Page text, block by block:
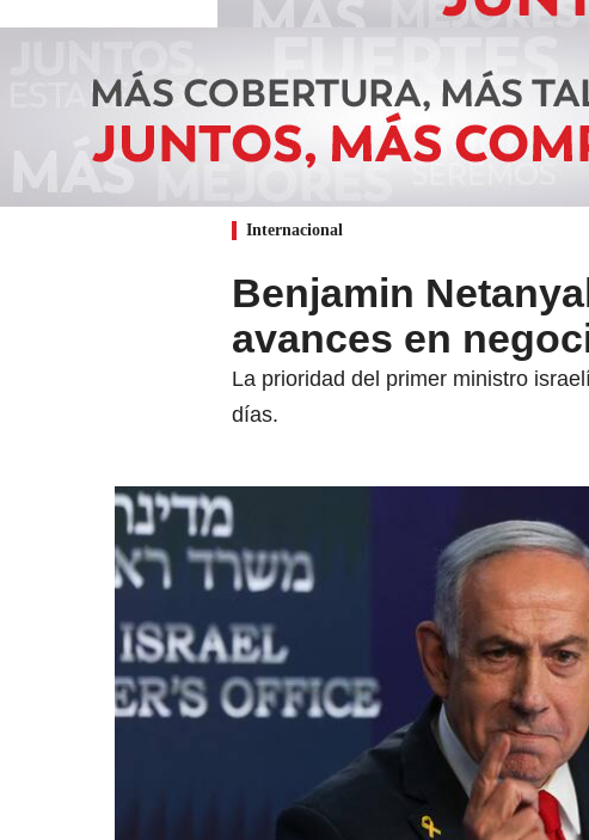
Internacional
Benjamin
avances en
La prioridad del primer ministro
días.